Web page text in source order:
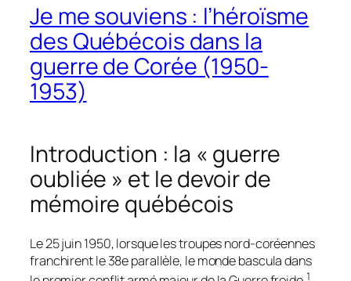
Je me souviens : l’héroïsme
des Québécois dans la
guerre de Corée (1950-
1953)
Introduction : la « guerre
oubliée » et le devoir de
mémoire québécois
Le 25 juin 1950, lorsque les troupes nord-coréennes
franchirent le 38e parallèle, le monde bascula dans
1